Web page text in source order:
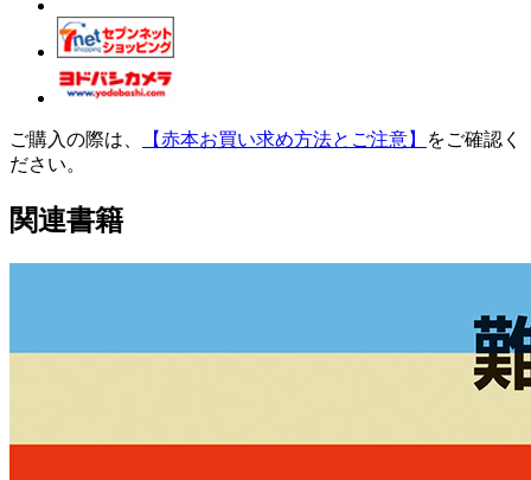
ご購入の際は、 【赤本お買い求め方法とご注意】
をご確認く
ださい。
関連書籍